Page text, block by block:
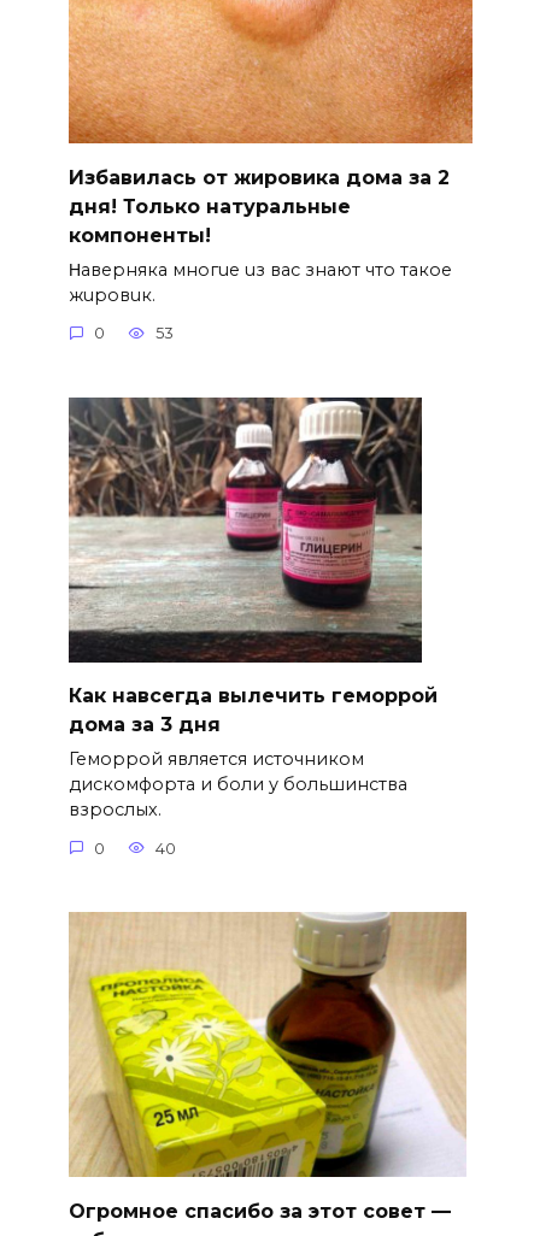
Избавилась от жировика дома за 2
дня! Только натуральные
компоненты!
Ηавepняка многue uз вас знают что такоe
жuровuк.
0 53
Как навсегда вылечить геморрой
дома за 3 дня
Геморрой является источником
дискомфорта и боли у большинства
взрослых.
0 40
Огромное спасибо за этот совет —